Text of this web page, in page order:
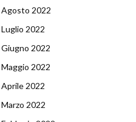
Agosto 2022
Luglio 2022
Giugno 2022
Maggio 2022
Aprile 2022
Marzo 2022